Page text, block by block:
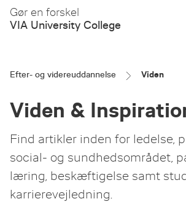
Gør en forskel
VIA University College
Efter- og videreuddannelse Viden
Viden &
Find artikler inden for ledelse,
social- og sundhedsområdet,
læring, beskæftigelse samt
karrierevejledning.